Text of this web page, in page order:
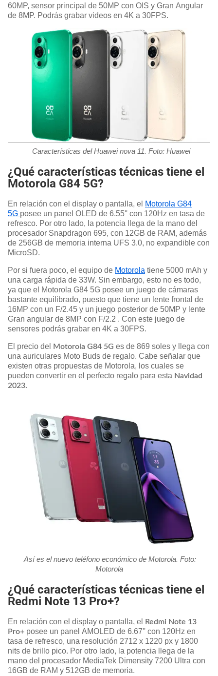
60MP, sensor principal de 50MP con OIS y Gran Angular
de 8MP. Podrás grabar videos en 4K a 30FPS.
Características del Huawei nova 11. Foto: Huawei
¿Qué características técnicas tiene el
Motorola G84 5G?
En relación con el display o pantalla, el Motorola G84
5G posee un panel OLED de 6.55'' con 120Hz en tasa de
refresco. Por otro lado, la potencia llega de la mano del
procesador Snapdragon 695, con 12GB de RAM, además
de 256GB de memoria interna UFS 3.0, no expandible con
MicroSD.
Por si fuera poco, el equipo de Motorola tiene 5000 mAh y
una carga rápida de 33W. Sin embargo, esto no es todo,
ya que el Motorola G84 5G posee un juego de cámaras
bastante equilibrado, puesto que tiene un lente frontal de
16MP con un F/2.45 y un juego posterior de 50MP y lente
Gran angular de 8MP con F/2.2 . Con este juego de
sensores podrás grabar en 4K a 30FPS.
El precio del
Motorola G84 5G es de 869 soles y llega con
una auriculares Moto Buds de regalo. Cabe señalar que
existen otras propuestas de Motorola, los cuales se
pueden convertir en el perfecto regalo para esta Navidad
2023.
Así es el nuevo teléfono económico de Motorola. Foto:
Motorola
¿Qué características técnicas tiene el
Redmi Note 13 Pro+?
En relación con el display o pantalla, el Redmi Note 13
Pro+ posee un panel AMOLED de 6.67'' con 120Hz en
tasa de refresco, una resolución 2712 x 1220 px y 1800
nits de brillo pico. Por otro lado, la potencia llega de la
mano del procesador MediaTek Dimensity 7200 Ultra con
16GB de RAM y 512GB de memoria.